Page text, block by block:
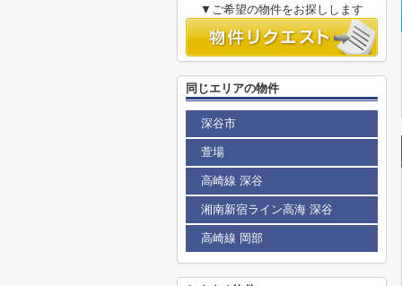
▼ご希望の物件をお探しします
同じエリアの物件
深谷市
萱場
高崎線 深谷
湘南新宿ライン高海 深谷
高崎線 岡部